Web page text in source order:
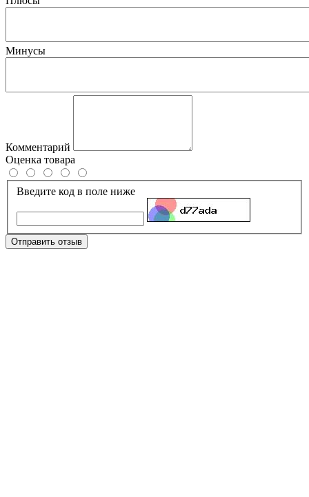
Минусы
Комментарий
Оценка товара
Введите код в поле ниже
Отправить отзыв